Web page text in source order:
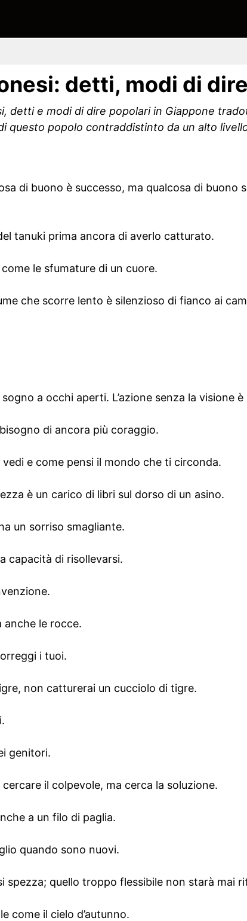
detti, modi di
detti e modi di dire popolari in Giappone
questo popolo contraddistinto da un alto
di buono è successo, ma qualcosa di buono
tanuki prima ancora di averlo catturato.
le sfumature di un cuore.
che scorre lento è silenzioso di fianco ai
a occhi aperti. L’azione senza la visione
di ancora più coraggio.
e come pensi il mondo che ti circonda.
è un carico di libri sul dorso di un asino.
un sorriso smagliante.
capacità di risollevarsi.
le rocce.
i tuoi.
non catturerai un cucciolo di tigre.
genitori.
il colpevole, ma cerca la soluzione.
a un filo di paglia.
quando sono nuovi.
spezza; quello troppo flessibile non starà mai
come il cielo d’autunno.